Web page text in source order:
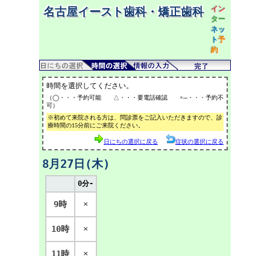
名古屋イースト歯科・矯正歯科
イン
ター
ネッ
ト予
約
時間を選択してください。
（◯・・・予約可能 △・・・要電話確認 ×─・・・予約不
可）
※初めて来院される方は、問診票をご記入いただきますので、診
療時間の15分前にご来院ください。
日にちの選択に戻る 症状の選択に戻る
8月27日(木)
0分-
9時 ×
10時 ×
11時 ×